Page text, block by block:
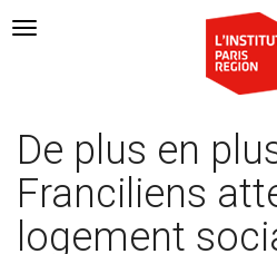
Navigation Toggle
De plus en
Franciliens
logement